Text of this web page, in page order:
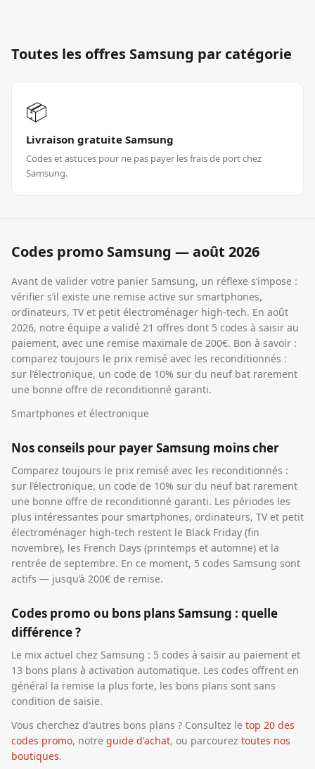
Toutes les offres Samsung par catégorie
📦
Livraison gratuite Samsung
Codes et astuces pour ne pas payer les frais de port chez
Samsung.
Codes promo Samsung —août 2026
Avant de valider votre panier Samsung, un réflexe s’impose :
vérifier s’il existe une remise active sur smartphones,
ordinateurs, TV et petit électroménager high-tech. En août
2026, notre équipe a validé 21 offres dont 5 codes à saisir au
paiement, avec une remise maximale de 200€. Bon à savoir :
comparez toujours le prix remisé avec les reconditionnés :
sur l’électronique, un code de 10% sur du neuf bat rarement
une bonne offre de reconditionné garanti.
Smartphones et électronique
Nos conseils pour payer Samsung moins cher
Comparez toujours le prix remisé avec les reconditionnés :
sur l’électronique, un code de 10% sur du neuf bat rarement
une bonne offre de reconditionné garanti. Les périodes les
plus intéressantes pour smartphones, ordinateurs, TV et petit
électroménager high-tech restent le Black Friday (fin
novembre), les French Days (printemps et automne) et la
rentrée de septembre. En ce moment, 5 codes Samsung sont
actifs — jusqu’à 200€ de remise.
Codes promo ou bons plans Samsung : quelle
différence ?
Le mix actuel chez Samsung : 5 codes à saisir au paiement et
13 bons plans à activation automatique. Les codes offrent en
général la remise la plus forte, les bons plans sont sans
condition de saisie.
Vous cherchez d'autres bons plans ? Consultez le top 20 des
codes promo, notre guide d'achat, ou parcourez toutes nos
boutiques.